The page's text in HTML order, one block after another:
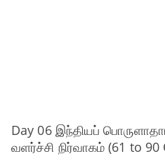
Day 06 இந்தியப்
வளர்ச்சி நிர்வாகம் (61 to